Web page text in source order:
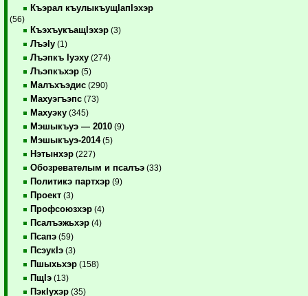
Къэрал къулыкъущIапIэхэр
(56)
КъэхъукъащIэхэр (3)
ЛъэIу (1)
Лъэпкъ Iуэху (274)
Лъэпкъхэр (5)
Малъхъэдис (290)
Махуэгъэпс (73)
Махуэку (345)
Мэшыкъуэ — 2010 (9)
Мэшыкъуэ-2014(5)
Нэтынхэр (227)
Обозревателым и псалъэ (33)
Политикэ партхэр (9)
Проект (3)
Профсоюзхэр (4)
Псалъэжьхэр (4)
Псапэ (59)
ПсэукIэ (3)
Пшыхьхэр (158)
ПщIэ (13)
ПэкIухэр (35)